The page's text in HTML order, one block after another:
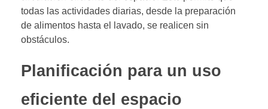
todas las actividades diarias, desde la preparación
de alimentos hasta el lavado, se realicen sin
obstáculos.
Planificación para un uso
eficiente del espacio